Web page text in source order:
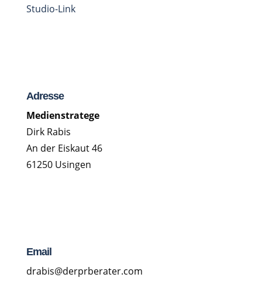
Adresse
Medienstratege
Dirk Rabis
An der Eiskaut 46
61250 Usingen
Email
drabis@derprberater.com